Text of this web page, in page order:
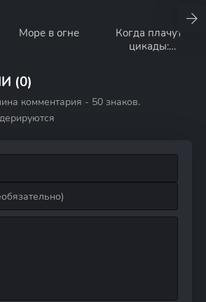
Море в огне
Когда плачут
цикады:
(0)
комментария - 50 знаков.